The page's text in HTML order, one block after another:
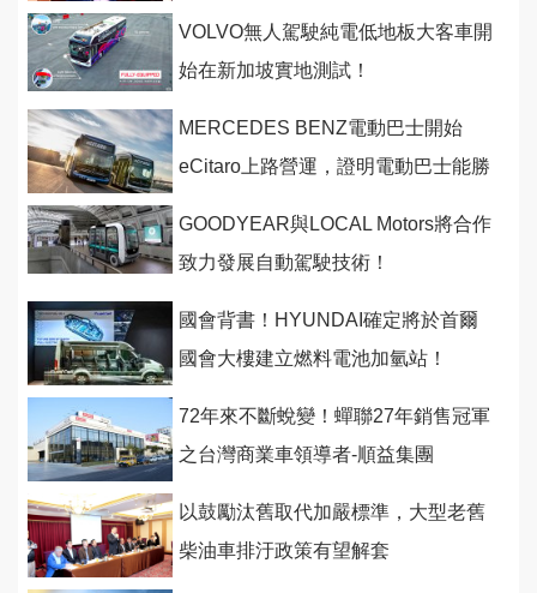
VOLVO無人駕駛純電低地板大客車開
始在新加坡實地測試！
MERCEDES BENZ電動巴士開始
eCitaro上路營運，證明電動巴士能勝
GOODYEAR與LOCAL Motors將合作
致力發展自動駕駛技術！
國會背書！HYUNDAI確定將於首爾
國會大樓建立燃料電池加氫站！
72年來不斷蛻變！蟬聯27年銷售冠軍
之台灣商業車領導者-順益集團
以鼓勵汰舊取代加嚴標準，大型老舊
柴油車排汙政策有望解套